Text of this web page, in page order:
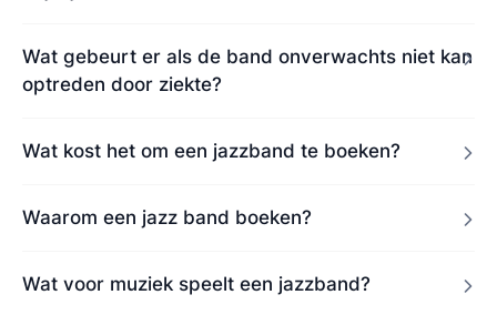
Wat gebeurt er als de band onverwachts niet kan
optreden door ziekte?
Wat kost het om een jazzband te boeken?
Waarom een jazz band boeken?
Wat voor muziek speelt een jazzband?